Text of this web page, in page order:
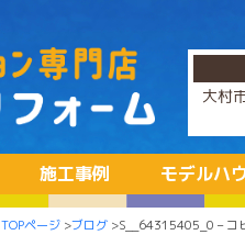
大村
施工事例 モデルハ
TOPページ >ブログ >S__64315405_0 – コ